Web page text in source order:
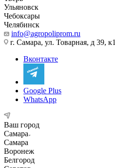
Ульяновск
Чебоксары
Челябинск
info@agropoliprom.ru
г. Самара, ул. Товарная, д 39, к1
Вконтакте
Google Plus
WhatsApp
Ваш город
Самара
Самара
Воронеж
Белгород